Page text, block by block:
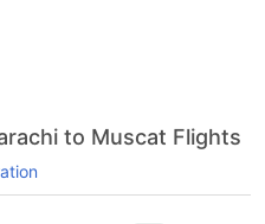
to Muscat Flights